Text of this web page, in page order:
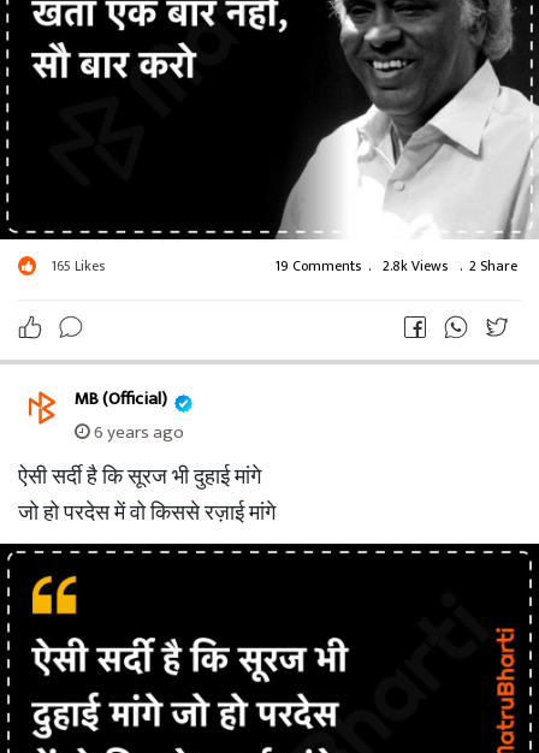
165 Likes 19 Comments . 2.8k Views . 2 Share
MB (Official)
6 years ago
ऐसी सर्दी है कि सूरज भी दुहाई मांगे
जो हो परदेस में वो किससे रज़ाई मांगे